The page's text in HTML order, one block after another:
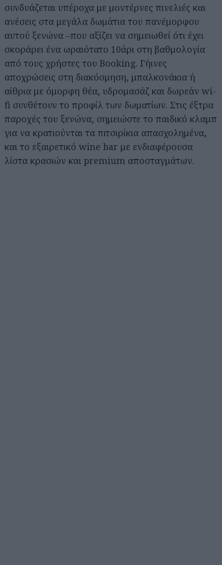
συνδυάζεται υπέροχα με μοντέρνες πινελιές και
ανέσεις στα μεγάλα δωμάτια του πανέμορφου
αυτού ξενώνα –που αξίζει να σημειωθεί ότι έχει
σκοράρει ένα ωραιότατο 10άρι στη βαθμολογία
από τους χρήστες του Booking. Γήινες
αποχρώσεις στη διακόσμηση, μπαλκονάκια ή
αίθρια με όμορφη θέα, υδρομασάζ και δωρεάν wi-
fi συνθέτουν το προφίλ των δωματίων. Στις έξτρα
παροχές του ξενώνα, σημειώστε το παιδικό κλαμπ
για να κρατιούνται τα πιτσιρίκια απασχολημένα,
και το εξαιρετικό wine bar με ενδιαφέρουσα
λίστα κρασιών και premium αποσταγμάτων.